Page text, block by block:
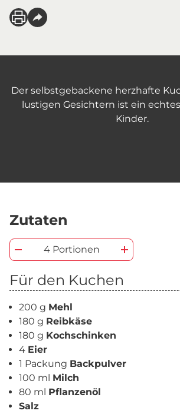
Der selbstgebackene herzhafte
lustigen Gesichtern ist ein
Kinder.
Zutaten
4 Portionen
Für den Kuchen
200 g Mehl
180 g Reibkäse
180 g Kochschinken
4 Eier
1 Packung Backpulver
100 ml Milch
80 ml Pflanzenöl
Salz